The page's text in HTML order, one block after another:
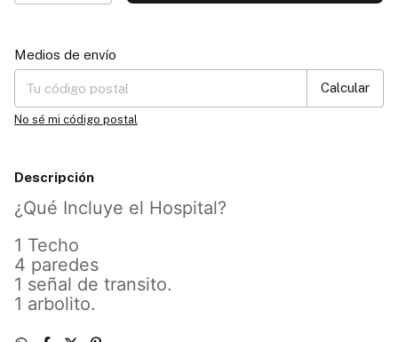
Entregas para el CP:
Medios de envío
Calcular
No sé mi código postal
Descripción
¿Qué Incluye el Hospital?
1 Techo
4 paredes
1 señal de transito.
1 arbolito.